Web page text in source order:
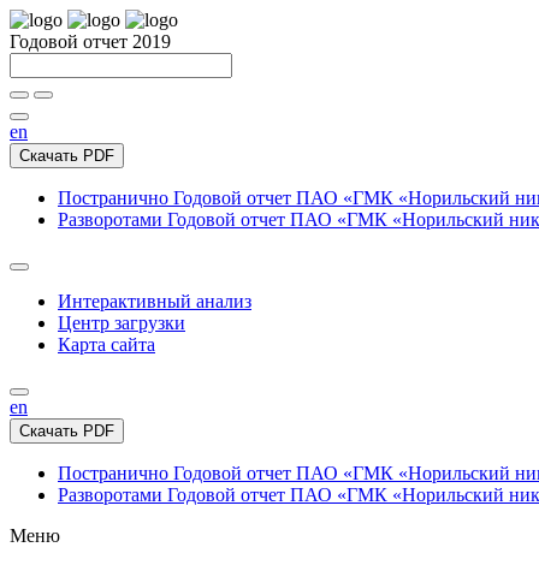
Годовой отчет 2019
en
Скачать PDF
Постранично Годовой отчет ПАО «ГМК «Норильский
Разворотами Годовой отчет ПАО «ГМК «Норильский
Интерактивный анализ
Центр загрузки
Карта сайта
en
Скачать PDF
Постранично Годовой отчет ПАО «ГМК «Норильский
Разворотами Годовой отчет ПАО «ГМК «Норильский
Меню